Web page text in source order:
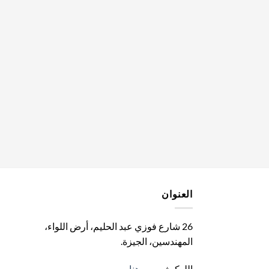
العنوان
26 شارع فوزي عبد الحليم، أرض اللواء،
المهندسين، الجيزة.